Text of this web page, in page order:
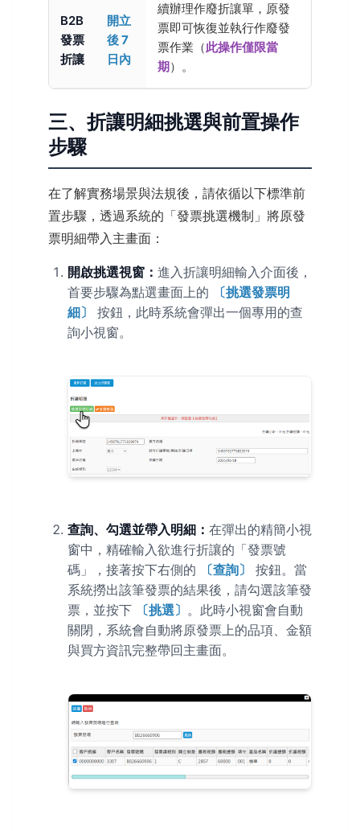
續辦理作廢折讓單，原發
票即可恢復並執行作廢發
票作業（此操作僅限當
期）。
B2B
發票
折讓
開立
後 7
日內
三、折讓明細挑選與前置操作
步驟
在了解實務場景與法規後，請依循以下標準前
置步驟，透過系統的「發票挑選機制」將原發
票明細帶入主畫面：
開啟挑選視窗： 進入折讓明細輸入介面後，
首要步驟為點選畫面上的
〔挑選發票明
細〕
按鈕，此時系統會彈出一個專用的查
詢小視窗。
查詢、勾選並帶入明細： 在彈出的精簡小視
窗中，精確輸入欲進行折讓的「發票號
碼」，接著按下右側的
〔查詢〕
按鈕。當
系統撈出該筆發票的結果後，請勾選該筆發
票，並按下
〔挑選〕 。此時小視窗會自動
關閉，系統會自動將原發票上的品項、金額
與買方資訊完整帶回主畫面。